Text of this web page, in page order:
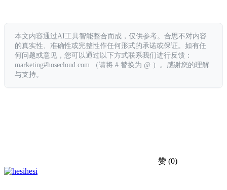
本文内容通过AI工具智能整合而成，仅供参考。合思不对内容
的真实性、准确性或完整性作任何形式的承诺或保证。如有任
何问题或意见，您可以通过以下方式联系我们进行反馈：
marketing#hosecloud.com （请将 # 替换为 @ ）。感谢您的理解
与支持。
赞 (0)
hesi